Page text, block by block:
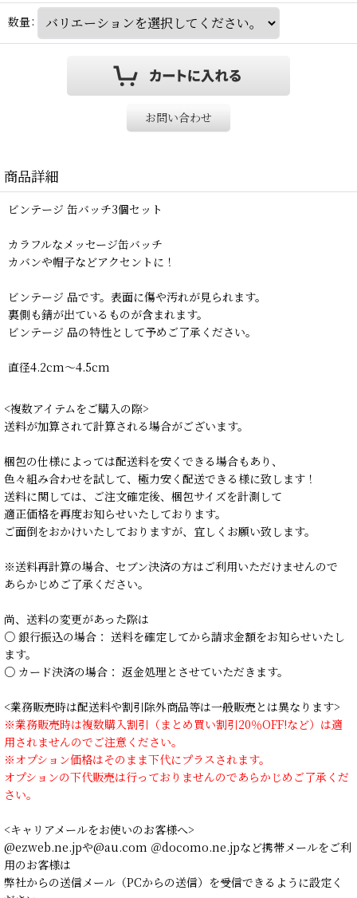
数量:
お問い合わせ
商品詳細
ビンテージ 缶バッチ3個セット
カラフルなメッセージ缶バッチ
カバンや帽子などアクセントに！
ビンテージ 品です。表面に傷や汚れが見られます。
裏側も錆が出ているものが含まれます。
ビンテージ 品の特性として予めご了承ください。
直径4.2cm〜4.5cm
<複数アイテムをご購入の際>
送料が加算されて計算される場合がございます。
梱包の仕様によっては配送料を安くできる場合もあり、
色々組み合わせを試して、極力安く配送できる様に致します！
送料に関しては、ご注文確定後、梱包サイズを計測して
適正価格を再度お知らせいたしております。
ご面倒をおかけいたしておりますが、宜しくお願い致します。
※送料再計算の場合、セブン決済の方はご利用いただけませんので
あらかじめご了承ください。
尚、送料の変更があった際は
○ 銀行振込の場合： 送料を確定してから請求金額をお知らせいたし
ます。
○ カード決済の場合： 返金処理とさせていただきます。
<業務販売時は配送料や割引除外商品等は一般販売とは異なります>
※業務販売時は複数購入割引（まとめ買い割引20％OFF!など）は適
用されませんのでご注意ください。
※オプション価格はそのまま下代にプラスされます。
オプションの下代販売は行っておりませんのであらかじめご了承くだ
さい。
<キャリアメールをお使いのお客様へ>
@ezweb.ne.jpや@au.com ＠docomo.ne.jpなど携帯メールをご利
用のお客様は
弊社からの送信メール（PCからの送信）を受信できるように設定く